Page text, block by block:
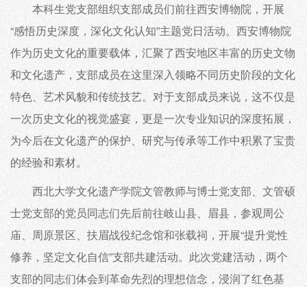
本科生党支部组织支部成员们前往西安博物院，开展
“感悟历史深度，深化文化认知”主题党日活动。西安博物院
作为历史文化的重要载体，汇聚了西安地区丰富的历史文物
和文化遗产，支部成员在这里深入领略不同历史阶段的文化
特色、艺术风貌和传统技艺。对于支部成员来说，这不仅是
一次历史文化的视觉盛宴，更是一次专业知识的深度拓展，
为今后在文化遗产的保护、研究与传承等工作中积累了宝贵
的经验和素材。
西北大学文化遗产学院文管教师与博士党支部、文管硕
士党支部的党员同志们先后前往岐山县、眉县，参观周公
庙、周原景区、扶眉战役纪念馆和张载祠，开展“提升党性
修养，坚定文化自信”支部共建活动。此次党建活动，两个
支部的同志们体会到革命先烈的理想信念，浸润了红色基